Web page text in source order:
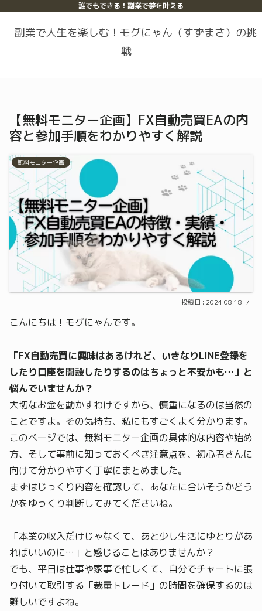
誰でもできる！副業で夢を叶える
副業で人生を楽しむ！モグにゃん（すずまさ）の挑
戦
【無料モニター企画】FX自動売買EAの内
容と参加手順をわかりやすく解説
無料モニター企画
2024.08.18
こんにちは！モグにゃんです。
「FX自動売買に興味はあるけれど、いきなりLINE登録を
したり口座を開設したりするのはちょっと不安かも…」と
悩んでいませんか？
大切なお金を動かすわけですから、慎重になるのは当然の
ことですよ。その気持ち、私にもすごくよく分かります。
このページでは、無料モニター企画の具体的な内容や始め
方、そして事前に知っておくべき注意点を、初心者さんに
向けて分かりやすく丁寧にまとめました。
まずはじっくり内容を確認して、あなたに合いそうかどう
かをゆっくり判断してみてくださいね。
「本業の収入だけじゃなくて、あと少し生活にゆとりがあ
ればいいのに…」と感じることはありませんか？
でも、平日は仕事や家事で忙しくて、自分でチャートに張
り付いて取引する「裁量トレード」の時間を確保するのは
難しいですよね。